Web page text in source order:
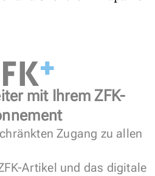
mit Ihrem ZFK-
Zugang zu allen
Artikel und das digitale